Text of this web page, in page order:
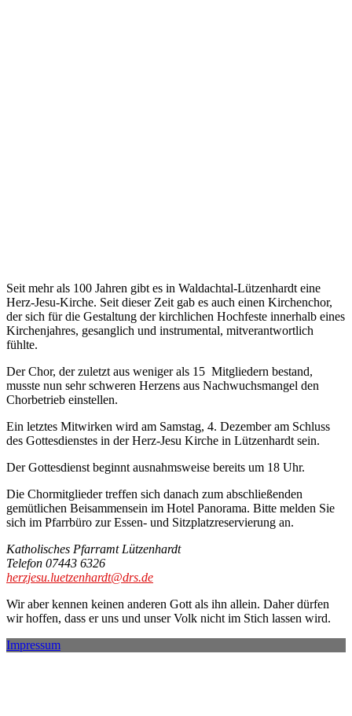
Seit mehr als 100 Jahren gibt es in Waldachtal-Lützenhardt eine
Herz-Jesu-Kirche. Seit dieser Zeit gab es auch einen Kirchenchor,
der sich für die Gestaltung der kirchlichen Hochfeste innerhalb eines
Kirchenjahres, gesanglich und instrumental, mitverantwortlich
fühlte.
Der Chor, der zuletzt aus weniger als 15 Mitgliedern bestand,
musste nun sehr schweren Herzens aus Nachwuchsmangel den
Chorbetrieb einstellen.
Ein letztes Mitwirken wird am Samstag, 4. Dezember am Schluss
des Gottesdienstes in der Herz-Jesu Kirche in Lützenhardt sein.
Der Gottesdienst beginnt ausnahmsweise bereits um 18 Uhr.
Die Chormitglieder treffen sich danach zum abschließenden
gemütlichen Beisammensein im Hotel Panorama. Bitte melden Sie
sich im Pfarrbüro zur Essen- und Sitzplatzreservierung an.
Katholisches Pfarramt Lützenhardt
Telefon 07443 6326
herzjesu.luetzenhardt@drs.de
Wir aber kennen keinen anderen Gott als ihn allein. Daher dürfen
wir hoffen, dass er uns und unser Volk nicht im Stich lassen wird.
Impressum